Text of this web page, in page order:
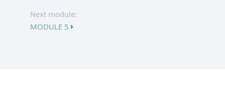
Next module:
MODULE 5